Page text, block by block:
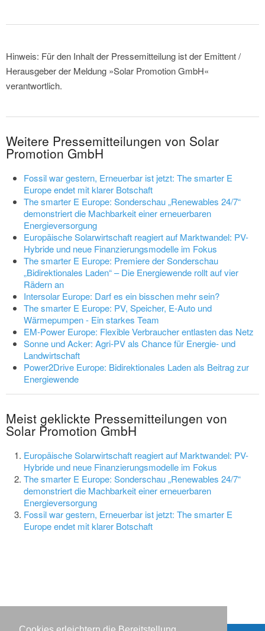
Hinweis: Für den Inhalt der Pressemitteilung ist der Emittent /
Herausgeber der Meldung »Solar Promotion GmbH«
verantwortlich.
Weitere Pressemitteilungen von Solar
Promotion GmbH
Fossil war gestern, Erneuerbar ist jetzt: The smarter E
Europe endet mit klarer Botschaft
The smarter E Europe: Sonderschau „Renewables 24/7“
demonstriert die Machbarkeit einer erneuerbaren
Energieversorgung
Europäische Solarwirtschaft reagiert auf Marktwandel: PV-
Hybride und neue Finanzierungsmodelle im Fokus
The smarter E Europe: Premiere der Sonderschau
„Bidirektionales Laden“ – Die Energiewende rollt auf vier
Rädern an
Intersolar Europe: Darf es ein bisschen mehr sein?
The smarter E Europe: PV, Speicher, E-Auto und
Wärmepumpen - Ein starkes Team
EM-Power Europe: Flexible Verbraucher entlasten das Netz
Sonne und Acker: Agri-PV als Chance für Energie- und
Landwirtschaft
Power2Drive Europe: Bidirektionales Laden als Beitrag zur
Energiewende
Meist geklickte Pressemitteilungen von
Solar Promotion GmbH
Europäische Solarwirtschaft reagiert auf Marktwandel: PV-
Hybride und neue Finanzierungsmodelle im Fokus
The smarter E Europe: Sonderschau „Renewables 24/7“
demonstriert die Machbarkeit einer erneuerbaren
Energieversorgung
Fossil war gestern, Erneuerbar ist jetzt: The smarter E
Europe endet mit klarer Botschaft